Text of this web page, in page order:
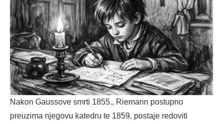
Nakon Gaussove smrti 1855., Riemann postupno
preuzima njegovu katedru te 1859. postaje redoviti